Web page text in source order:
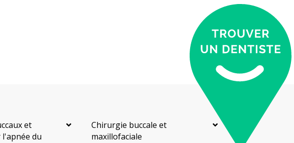
et
du
Chirurgie buccale et
maxillofaciale